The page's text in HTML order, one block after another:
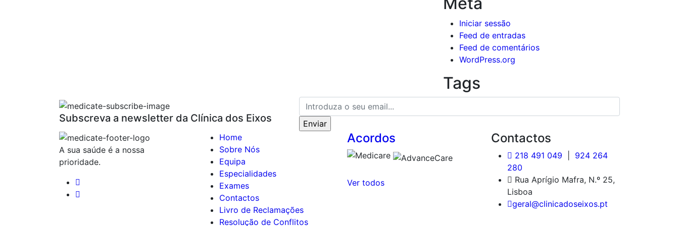
Iniciar sessão
Feed de entradas
Feed de comentários
WordPress.org
Tags
Subscreva a newsletter da Clínica dos Eixos
A sua saúde é a nossa
prioridade.
Home
Sobre Nós
Equipa
Especialidades
Exames
Contactos
Livro de Reclamações
Resolução de Conflitos
Acordos
Ver todos
Contactos
218 491 049
924 264
280
Rua Aprígio Mafra, N.º 25,
Lisboa
geral@clinicadoseixos.pt